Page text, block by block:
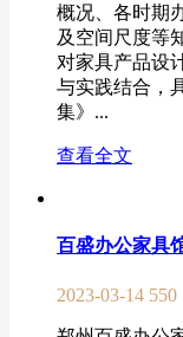
概况、各时期
及空间尺度等
对家具产品设
与实践结合，
集》...
查看全文
百盛办公家具
2023-03-14 550